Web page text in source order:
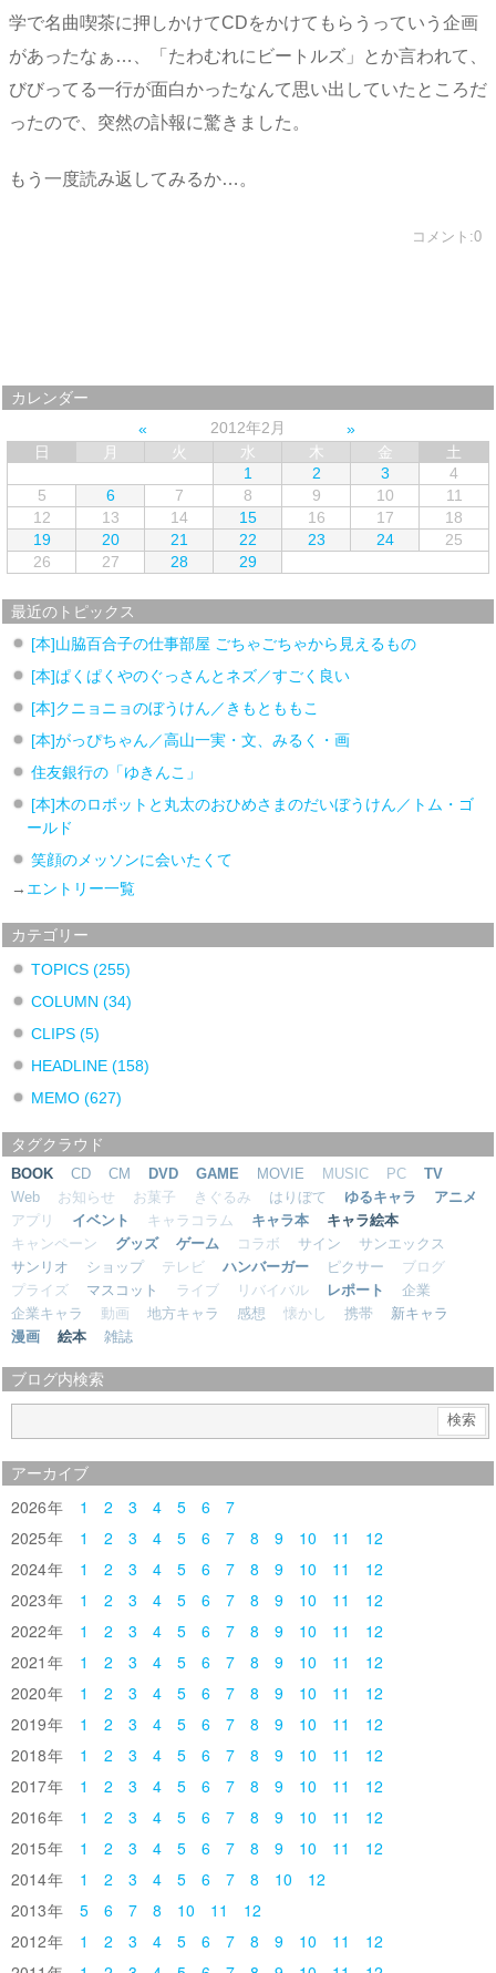
学で名曲喫茶に押しかけてCDをかけてもらうっていう企画
があったなぁ…、「たわむれにビートルズ」とか言われて、
びびってる一行が面白かったなんて思い出していたところだ
ったので、突然の訃報に驚きました。
もう一度読み返してみるか…。
コメント:0
カレンダー
2012年2月
日
月 火 水 木 金
土
1
2 3
4
5
6 7 8 9 10
11
12
13 14 15 16 17
18
19
20 21 22 23 24
25
26
27 28 29
最近のトピックス
[本]山脇百合子の仕事部屋 ごちゃごちゃから見えるもの
[本]ぱくぱくやのぐっさんとネズ／すごく良い
[本]クニョニョのぼうけん／きもとももこ
[本]がっぴちゃん／高山一実・文、みるく・画
住友銀行の「ゆきんこ」
[本]木のロボットと丸太のおひめさまのだいぼうけん／トム・ゴ
ールド
笑顔のメッソンに会いたくて
→ エントリー一覧
カテゴリー
TOPICS(255)
COLUMN(34)
CLIPS(5)
HEADLINE(158)
MEMO(627)
タグクラウド
BOOK CD CM DVD GAME MOVIE MUSIC PC
TV
Web
お知らせ お菓子 きぐるみ はりぼて ゆるキャラ
アニメ
アプリ
イベント キャラコラム キャラ本
キャラ絵本
キャンペーン
グッズ ゲーム コラボ サイン
サンエックス
サンリオ
ショップ テレビ ハンバーガー ピクサー
ブログ
プライズ
マスコット ライブ リバイバル レポート
企業
企業キャラ
動画 地方キャラ 感想 懐かし 携帯
新キャラ
漫画
絵本 雑誌
ブログ内検索
アーカイブ
2026 1 2 3 4 5 6
7
2025
1 2 3 4 5 6 7 8 9 10 11
12
2024
1 2 3 4 5 6 7 8 9 10 11
12
2023
1 2 3 4 5 6 7 8 9 10 11
12
2022
1 2 3 4 5 6 7 8 9 10 11
12
2021
1 2 3 4 5 6 7 8 9 10 11
12
2020
1 2 3 4 5 6 7 8 9 10 11
12
2019
1 2 3 4 5 6 7 8 9 10 11
12
2018
1 2 3 4 5 6 7 8 9 10 11
12
2017
1 2 3 4 5 6 7 8 9 10 11
12
2016
1 2 3 4 5 6 7 8 9 10 11
12
2015
1 2 3 4 5 6 7 8 9 10 11
12
2014
1 2 3 4 5 6 7 8 10
12
2013
5 6 7 8 10 11
12
2012
1 2 3 4 5 6 7 8 9 10 11
12